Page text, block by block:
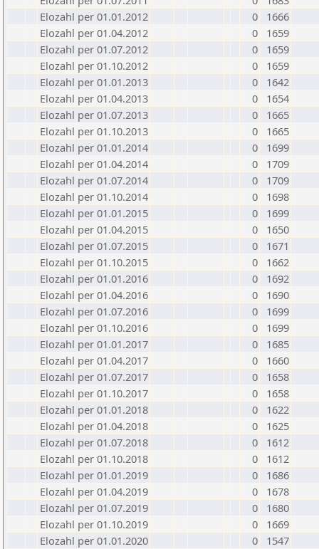
Elozahl per 01.01.2012
0
1666
Elozahl per 01.04.2012
0
1659
Elozahl per 01.07.2012
0
1659
Elozahl per 01.10.2012
0
1659
Elozahl per 01.01.2013
0
1642
Elozahl per 01.04.2013
0
1654
Elozahl per 01.07.2013
0
1665
Elozahl per 01.10.2013
0
1665
Elozahl per 01.01.2014
0
1699
Elozahl per 01.04.2014
0
1709
Elozahl per 01.07.2014
0
1709
Elozahl per 01.10.2014
0
1698
Elozahl per 01.01.2015
0
1699
Elozahl per 01.04.2015
0
1650
Elozahl per 01.07.2015
0
1671
Elozahl per 01.10.2015
0
1662
Elozahl per 01.01.2016
0
1692
Elozahl per 01.04.2016
0
1690
Elozahl per 01.07.2016
0
1699
Elozahl per 01.10.2016
0
1699
Elozahl per 01.01.2017
0
1685
Elozahl per 01.04.2017
0
1660
Elozahl per 01.07.2017
0
1658
Elozahl per 01.10.2017
0
1658
Elozahl per 01.01.2018
0
1622
Elozahl per 01.04.2018
0
1625
Elozahl per 01.07.2018
0
1612
Elozahl per 01.10.2018
0
1612
Elozahl per 01.01.2019
0
1686
Elozahl per 01.04.2019
0
1678
Elozahl per 01.07.2019
0
1680
Elozahl per 01.10.2019
0
1669
Elozahl per 01.01.2020
0
1547